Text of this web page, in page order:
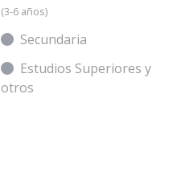
(3-6 años)
Secundaria
Estudios Superiores y
otros